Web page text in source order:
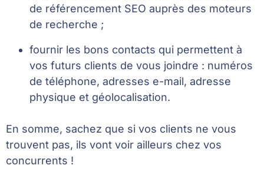
de référencement SEO auprès des moteurs
de recherche ;
fournir les bons contacts qui permettent à
vos futurs clients de vous joindre : numéros
de téléphone, adresses e-mail, adresse
physique et géolocalisation.
En somme, sachez que si vos clients ne vous
trouvent pas, ils vont voir ailleurs chez vos
concurrents !